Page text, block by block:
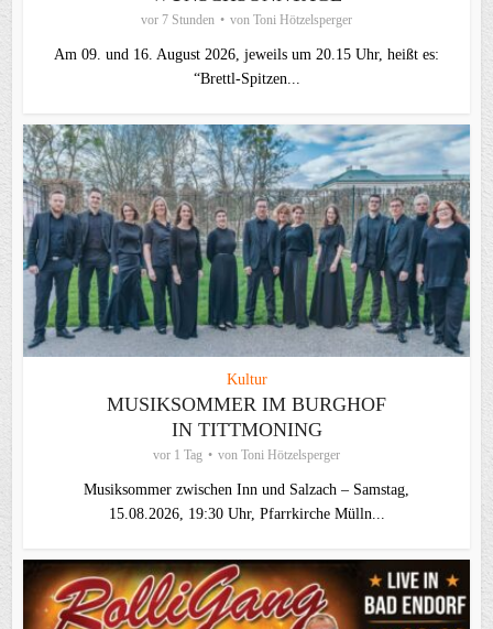
vor 7 Stunden von Toni Hötzelsperger
Am 09. und 16. August 2026, jeweils um 20.15 Uhr, heißt es:
“Brettl-Spitzen...
Kultur
MUSIKSOMMER IM BURGHOF
IN TITTMONING
vor 1 Tag von Toni Hötzelsperger
Musiksommer zwischen Inn und Salzach – Samstag,
15.08.2026, 19:30 Uhr, Pfarrkirche Mülln...